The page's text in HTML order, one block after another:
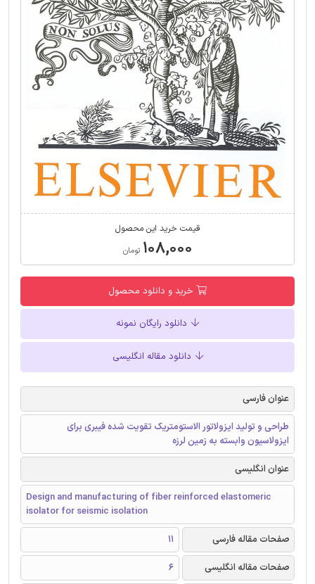
قیمت خرید این محصول
۱۰۸,۰۰۰ تومان
خرید و دانلود محصول
دانلود رایگان نمونه
دانلود مقاله انگلیسی
عنوان فارسی
طراحی و تولید ایزولاتور الاستومتریک تقویت شده فیبری برای
ایزولاسیون وابسته به زمین لرزه
عنوان انگلیسی
Design and manufacturing of fiber reinforced elastomeric
isolator for seismic isolation
صفحات مقاله فارسی
11
صفحات مقاله انگلیسی
6